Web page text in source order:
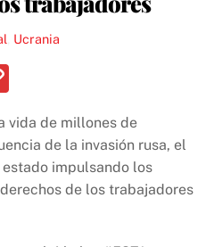
Ucrania
p
y
Li
vida de millones de
de la invasión rusa, el
impulsando los
de los trabajadores